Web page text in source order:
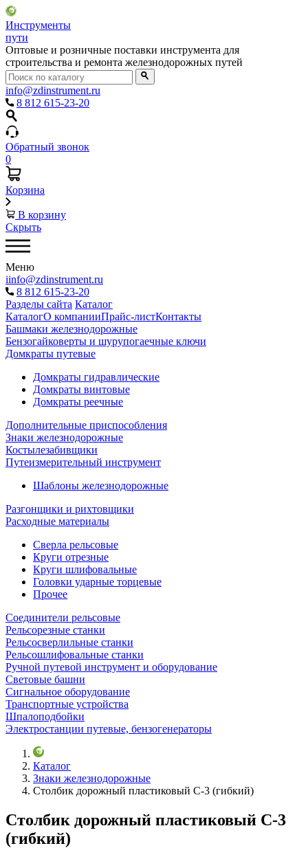
Инструменты
пути
Оптовые и розничные поставки инструмента для
строительства и ремонта железнодорожных путей
info@zdinstrument.ru
8 812 615-23-20
Обратный звонок
0
Корзина
В корзину
Скрыть
Меню
iinfo@zdinstrument.ru
8 812 615-23-20
Разделы сайта Каталог
КаталогО компанииПрайс-листКонтакты
Башмаки железнодорожные
Бензогайковерты и шурупогаечные ключи
Домкраты путевые
Домкраты гидравлические
Домкраты винтовые
Домкраты реечные
Дополнительные приспособления
Знаки железнодорожные
Костылезабивщики
Путеизмерительный инструмент
Шаблоны железнодорожные
Разгонщики и рихтовщики
Расходные материалы
Сверла рельсовые
Круги отрезные
Круги шлифовальные
Головки ударные торцевые
Прочее
Соединители рельсовые
Рельсорезные станки
Рельсосверлильные станки
Рельсошлифовальные станки
Ручной путевой инструмент и оборудование
Световые башни
Сигнальное оборудование
Транспортные устройства
Шпалоподбойки
Электростанции путевые, бензогенераторы
Каталог
Знаки железнодорожные
Столбик дорожный пластиковый С-3 (гибкий)
Столбик дорожный пластиковый С-3
(гибкий)